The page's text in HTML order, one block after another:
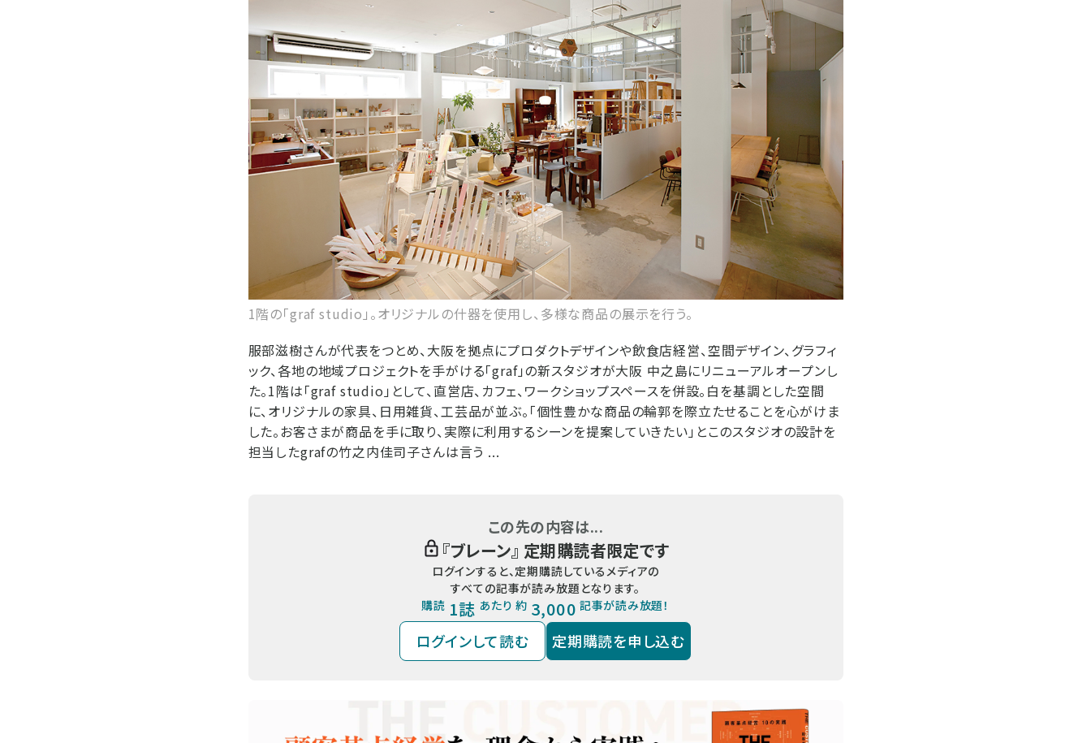
1階の「graf studio」。オリジナルの什器を使用し、多様な商品の展示を行う。
服部滋樹さんが代表をつとめ、大阪を拠点にプロダクトデザインや飲食店経営、空間デザイン、グラフィ
ック、各地の地域プロジェクトを手がける「graf」の新スタジオが大阪 中之島にリニューアルオープンし
た。1階は「graf studio」として、直営店、カフェ、ワークショップスペースを併設。白を基調とした空間
に、オリジナルの家具、日用雑貨、工芸品が並ぶ。「個性豊かな商品の輪郭を際立たせることを心がけま
した。お客さまが商品を手に取り、実際に利用するシーンを提案していきたい」とこのスタジオの設計を
担当したgrafの竹之内佳司子さんは言う ...
この先の内容は...
『ブレーン』 定期購読者限定です
ログインすると、定期購読しているメディアの
すべての記事が読み放題となります。
購読 1誌 あたり 約 3,000 記事が読み放題！
ログインして読む 定期購読を申し込む